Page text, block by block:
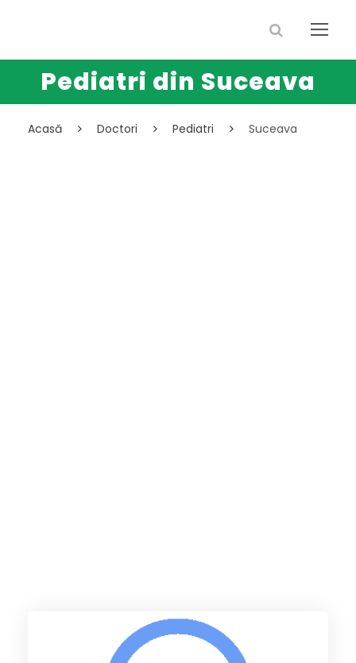
Pediatri din Suceava
Acasă Doctori Pediatri Suceava